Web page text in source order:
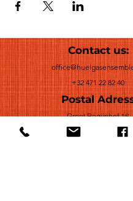
Contact us:
+32 471 22 82 40
Postal
Groot Begijnhof 16
BE-3000 Leuven